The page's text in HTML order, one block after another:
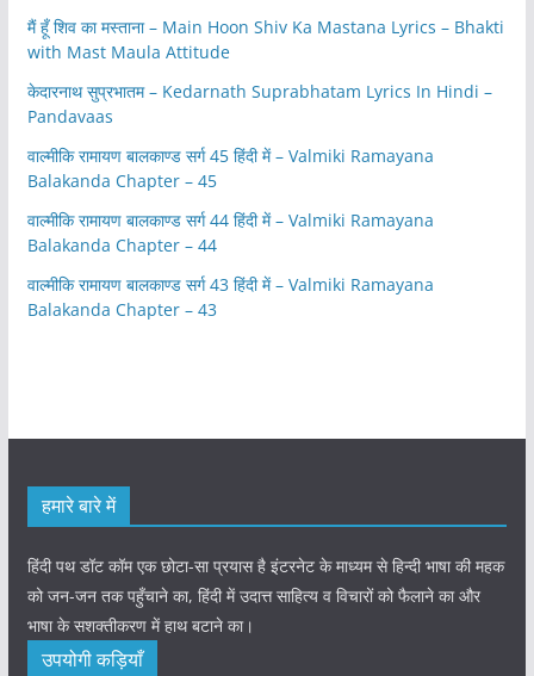
मैं हूँ शिव का मस्ताना – Main Hoon Shiv Ka Mastana Lyrics – Bhakti
with Mast Maula Attitude
केदारनाथ सुप्रभातम – Kedarnath Suprabhatam Lyrics In Hindi –
Pandavaas
वाल्मीकि रामायण बालकाण्ड सर्ग 45 हिंदी में – Valmiki Ramayana
Balakanda Chapter – 45
वाल्मीकि रामायण बालकाण्ड सर्ग 44 हिंदी में – Valmiki Ramayana
Balakanda Chapter – 44
वाल्मीकि रामायण बालकाण्ड सर्ग 43 हिंदी में – Valmiki Ramayana
Balakanda Chapter – 43
हमारे बारे में
हिंदी पथ डॉट कॉम एक छोटा-सा प्रयास है इंटरनेट के माध्यम से हिन्दी भाषा की महक
को जन-जन तक पहुँचाने का, हिंदी में उदात्त साहित्य व विचारों को फैलाने का और
भाषा के सशक्तीकरण में हाथ बटाने का।
उपयोगी कड़ियाँ